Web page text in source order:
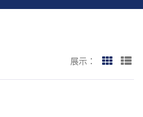
展示：